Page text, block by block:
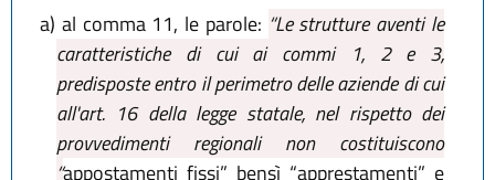
a) al comma 11, le parole: “Le strutture aventi le
caratteristiche di cui ai commi 1, 2 e 3,
predisposte entro il perimetro delle aziende di cui
all'art. 16 della legge statale, nel rispetto dei
provvedimenti regionali non costituiscono
“appostamenti fissi” bensì “apprestamenti” e